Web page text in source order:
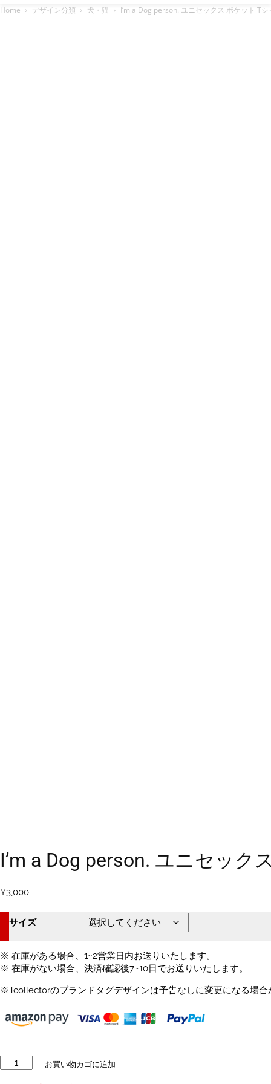
Home デザイン分類 犬・猫 I’m a Dog person. ユニセックス ポケット Tシ
I’m a Dog person. ユニセック
¥3,000
サイズ
※ 在庫がある場合、1~2営業日内お送りいたします。
※ 在庫がない場合、決済確認後7~10日でお送りいたします。
※Tcollectorのブランドタグデザインは予告なしに変更になる場合
a
お買い物カゴに追加